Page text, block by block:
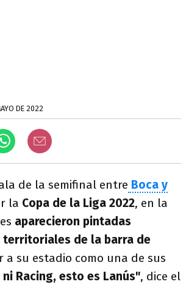
DE 2022
de la semifinal entre Boca y
la Copa de la Liga 2022, en la
aparecieron pintadas
territoriales de la barra de
a su estadio como una de sus
ni Racing, esto es Lanús", dice el